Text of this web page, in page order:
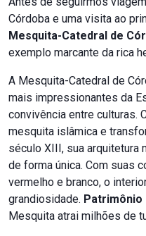
Córdoba e uma visita ao
Mesquita-Catedral de
exemplo marcante da rica
A Mesquita-Catedral de
mais impressionantes da
convivência entre culturas.
mesquita islâmica e
século XIII, sua
de forma única. Com suas
vermelho e branco, o
grandiosidade. Patrimônio
Mesquita atrai milhões de